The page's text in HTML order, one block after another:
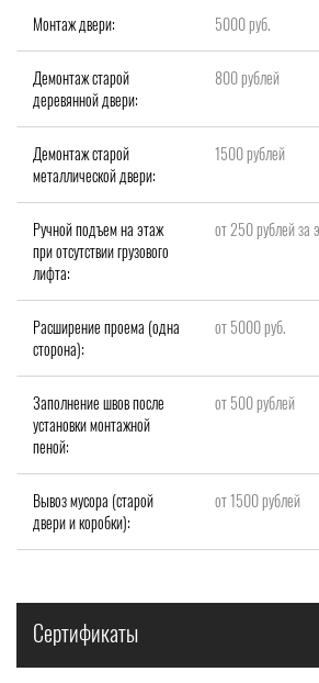
Монтаж двери: 5000 руб.
Демонтаж старой
деревянной двери:
800 рублей
Демонтаж старой
металлической двери:
1500 рублей
Ручной подъем на этаж
при отсутствии грузового
лифта:
от 250 рублей за
Расширение проема (одна
сторона):
от 5000 руб.
Заполнение швов после
установки монтажной
пеной:
от 500 рублей
Вывоз мусора (старой
двери и коробки):
от 1500 рублей
Сертификаты